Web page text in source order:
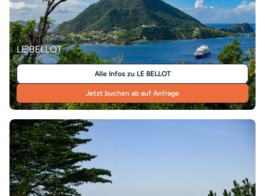
LE BELLOT
Alle Infos zu LE BELLOT
Jetzt buchen ab auf Anfrage